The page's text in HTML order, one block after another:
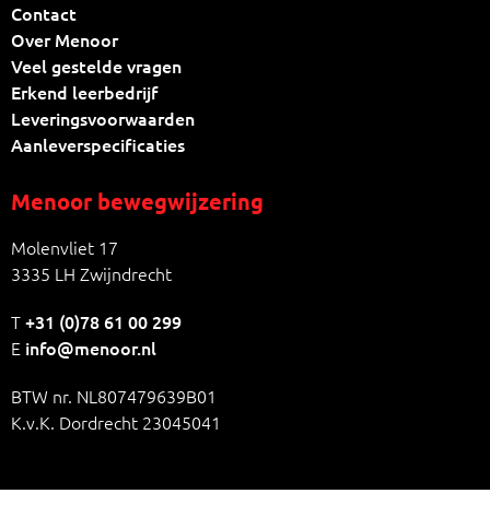
Contact
Over Menoor
Veel gestelde vragen
Erkend leerbedrijf
Leveringsvoorwaarden
Aanleverspecificaties
Menoor bewegwijzering
Molenvliet 17
3335 LH Zwijndrecht
T+31 (0)78 61 00 299
E info@menoor.nl
BTW nr. NL807479639B01
K.v.K. Dordrecht 23045041